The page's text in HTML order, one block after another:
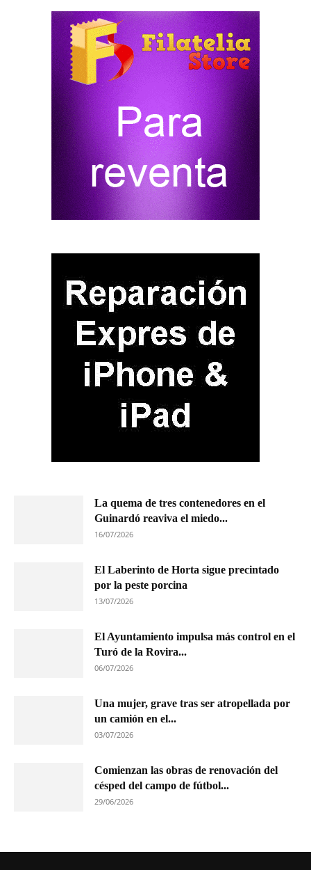
La quema de tres contenedores en el
Guinardó reaviva el miedo...
16/07/2026
El Laberinto de Horta sigue precintado
por la peste porcina
13/07/2026
El Ayuntamiento impulsa más control en el
Turó de la Rovira...
06/07/2026
Una mujer, grave tras ser atropellada por
un camión en el...
03/07/2026
Comienzan las obras de renovación del
césped del campo de fútbol...
29/06/2026